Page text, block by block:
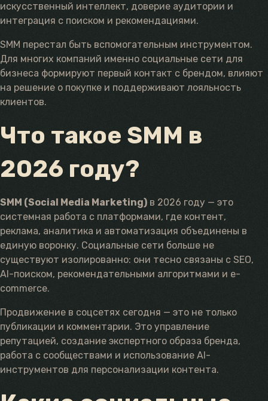
искусственный интеллект, доверие аудитории и
интеграция с поиском и рекомендациями.
SMM перестал быть вспомогательным инструментом.
Для многих компаний именно социальные сети для
бизнеса формируют первый контакт с брендом, влияют
на решение о покупке и поддерживают лояльность
клиентов.
Что такое SMM в
2026 году?
SMM (Social Media Marketing) в 2026 году — это
системная работа с платформами, где контент,
реклама, аналитика и автоматизация объединены в
единую воронку. Социальные сети больше не
существуют изолированно: они тесно связаны с SEO,
AI-поиском, рекомендательными алгоритмами и e-
commerce.
Продвижение в соцсетях сегодня — это не только
публикации и комментарии. Это управление
репутацией, создание экспертного образа бренда,
работа с сообществами и использование AI-
инструментов для персонализации контента.